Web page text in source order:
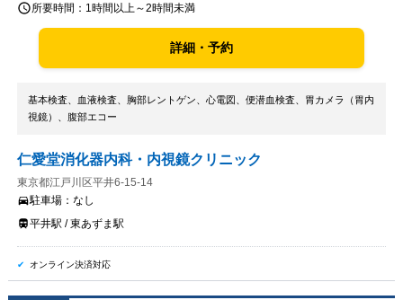
所要時間： 1時間以上～2時間未満
詳細・予約
基本検査、血液検査、胸部レントゲン、心電図、便潜血検査、胃カメラ（胃内
視鏡）、腹部エコー
仁愛堂消化器内科・内視鏡クリニック
東京都江戸川区平井6-15-14
駐車場： なし
平井駅 / 東あずま駅
オンライン決済対応